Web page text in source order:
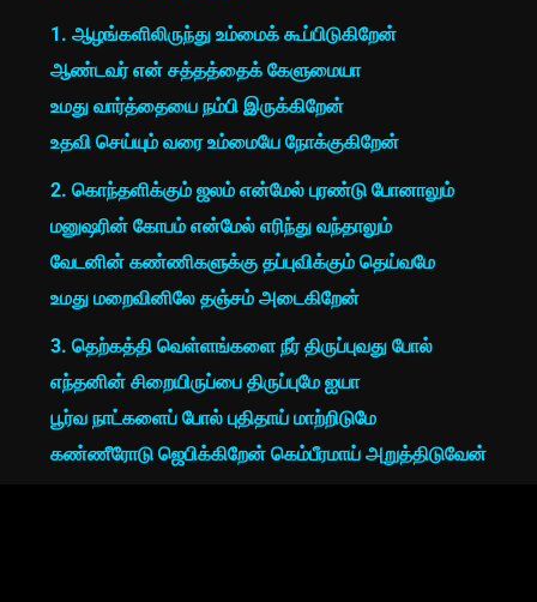
1. ஆழங்களிலிருந்து உம்மைக் கூப்பிடுகிறேன்
ஆண்டவர் என் சத்தத்தைக் கேளுமையா
உமது வார்த்தையை நம்பி இருக்கிறேன்
உதவி செய்யும் வரை உம்மையே நோக்குகிறேன்
2. கொந்தளிக்கும் ஜலம் என்மேல் புரண்டு போனாலும்
மனுஷரின் கோபம் என்மேல் எரிந்து வந்தாலும்
வேடனின் கண்ணிகளுக்கு தப்புவிக்கும் தெய்வமே
உமது மறைவினிலே தஞ்சம் அடைகிறேன்
3. தெற்கத்தி வெள்ளங்களை நீர் திருப்புவது போல்
எந்தனின் சிறையிருப்பை திருப்புமே ஐயா
பூர்வ நாட்களைப் போல் புதிதாய் மாற்றிடுமே
கண்ணீரோடு ஜெபிக்கிறேன் கெம்பீரமாய் அறுத்திடுவேன்